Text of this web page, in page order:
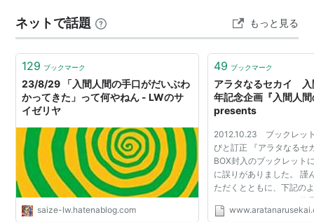
メディアワークス
発売日:2007/09/10
メディア:文庫
: 116回
この商品を含むブログ (156件) を見る
嘘つきみーくんと壊れたまーちゃ
ん 3 死の礎は生 (電撃文庫 い 9-
3)
作者:入間人間,左
出版社/メーカー:メディアワークス
メディア:
ネットで話題 もっと見る
129 ブックマーク
23/8/29 「入間人間の手口がだいぶわ
かってきた」って何やねん - LWのサ
イゼリヤ
saize-lw.hatenablog.com
49 ブックマーク
アラタなるセカイ 入
年記念企画『入間人
presents
2012.10.23 ブックレッ
びと訂正 『アラタなるセ
BOX封入のブックレット
に誤りがありました。 謹
ただくとともに、下記の
ただきます。 P.10 × 伏
Kon） ○ 伏見柑（